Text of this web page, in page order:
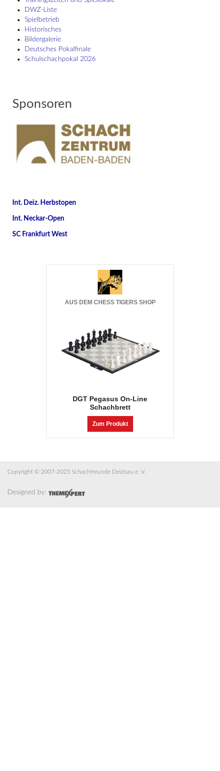
DWZ-Liste
Spielbetrieb
Historisches
Bildergalerie
Deutsches Pokalfinale
Schulschach­pokal 2026
Sponsoren
Int. Deiz. Herbstopen
Int. Neckar-Open
SC Frankfurt West
AUS DEM CHESS TIGERS SHOP
DGT Pegasus On-Line
Schachbrett
Zum Produkt
Copyright © 2007-2025 Schachfreunde Deizisau e. V.
Designed by: